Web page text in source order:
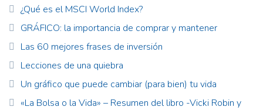
¿Qué es el MSCI World Index?
GRÁFICO: la importancia de comprar y mantener
Las 60 mejores frases de inversión
Lecciones de una quiebra
Un gráfico que puede cambiar (para bien) tu vida
«La Bolsa o la Vida» – Resumen del libro -Vicki Robin y